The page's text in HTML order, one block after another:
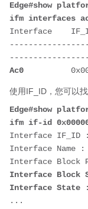
Edge#show
ifm interfaces
Interface
Ac0
使用IF_ID，您可以
Edge#show
ifm if-id
Interface IF_ID :
Interface Name :
Interface Block
Interface Block
Interface State :
...